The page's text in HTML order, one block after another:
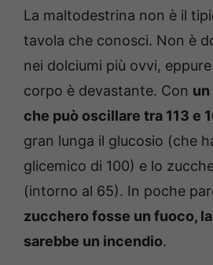
La maltodestrina non è il
tavola che conosci. Non è
nei dolciumi più ovvi,
corpo è devastante. Con
che può oscillare tra 113 e
gran lunga il glucosio (che
glicemico di 100) e lo
(intorno al 65). In poche
zucchero fosse un fuoco,
sarebbe un incendio.